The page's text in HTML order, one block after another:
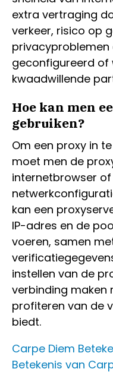
extra vertraging
verkeer, risico op
privacyproblemen
geconfigureerd
kwaadwillende
Hoe kan men
gebruiken?
Om een proxy in
moet men de
internetbrowser
kan een
IP-adres en de
voeren, samen
instellen van de
verbinding maken
profiteren van de
biedt.
Carpe Diem
Betekenis van